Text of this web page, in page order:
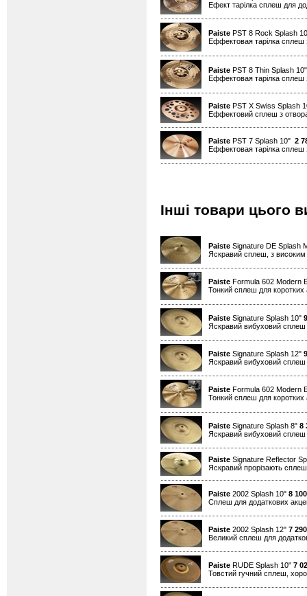
Ефект тарілка сплеш для
Paiste PST 8 Rock Splash
Еффектовая тарілка сплеш
Paiste PST 8 Thin Splash
Еффектовая тарілка
Paiste PST X Swiss Splash
Еффектовий сплеш з
Paiste PST 7 Splash 10" 2
Еффектовая тарілка сплеш
Інші товари цього
Paiste Signature DE Splash
Яскравий сплеш, з високим
Paiste Formula 602 Modern
Тонкий сплеш для коротких
Paiste Signature Splash 10"
Яскравий вибуховий сплеш
Paiste Signature Splash 12"
Яскравий вибуховий сплеш
Paiste Formula 602 Modern
Тонкий сплеш для коротких
Paiste Signature Splash 8" 8
Яскравий вибуховий сплеш
Paiste Signature Reflector
Яскравий прорізають
Paiste 2002 Splash 10" 8 100
Cплеш для додаткових
Paiste 2002 Splash 12" 7 290
Великий сплеш для
Paiste RUDE Splash 10" 7
Товстий гучний сплеш,